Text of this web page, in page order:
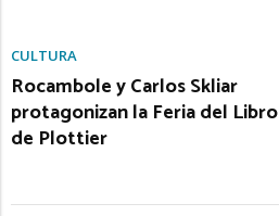
CULTURA
Rocambole y Carlos Skliar
protagonizan la Feria del Libro
de Plottier